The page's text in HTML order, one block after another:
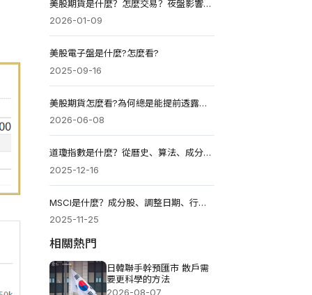
美股期貨是什麼？怎麼交易？夜盤影響台股嗎？注意結算日！
2026-01-09
美股電子盤是什麼?怎麼看?
2025-09-16
美股期貨怎麼看?為何總是能提前透露市場漲跌訊號?
2026-06-08
道瓊指數是什麼？從曆史、算法、成分股明白怎麼看與用？
2025-12-16
MSCI是什麼？成分股、調整日期、行情影響與投資全解析
2025-11-25
相關熱門
日韓聯手幹預匯市 散戶需
要更科學的方法
2026-08-07